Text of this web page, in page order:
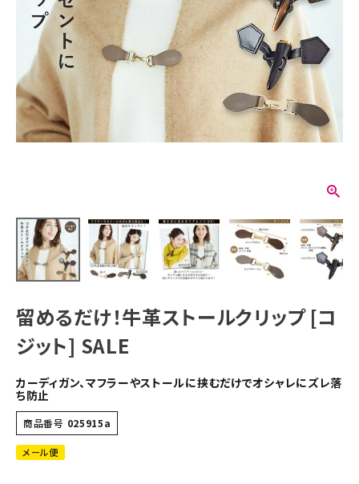
留めるだけ！牛革ストールクリップ [コ
ジット] SALE
カーディガン、マフラーやストールに挟むだけでオシャレにズレ落
ち防止
商品番号 025915a
メール便